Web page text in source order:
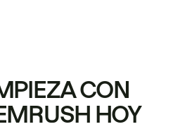
CON
HOY